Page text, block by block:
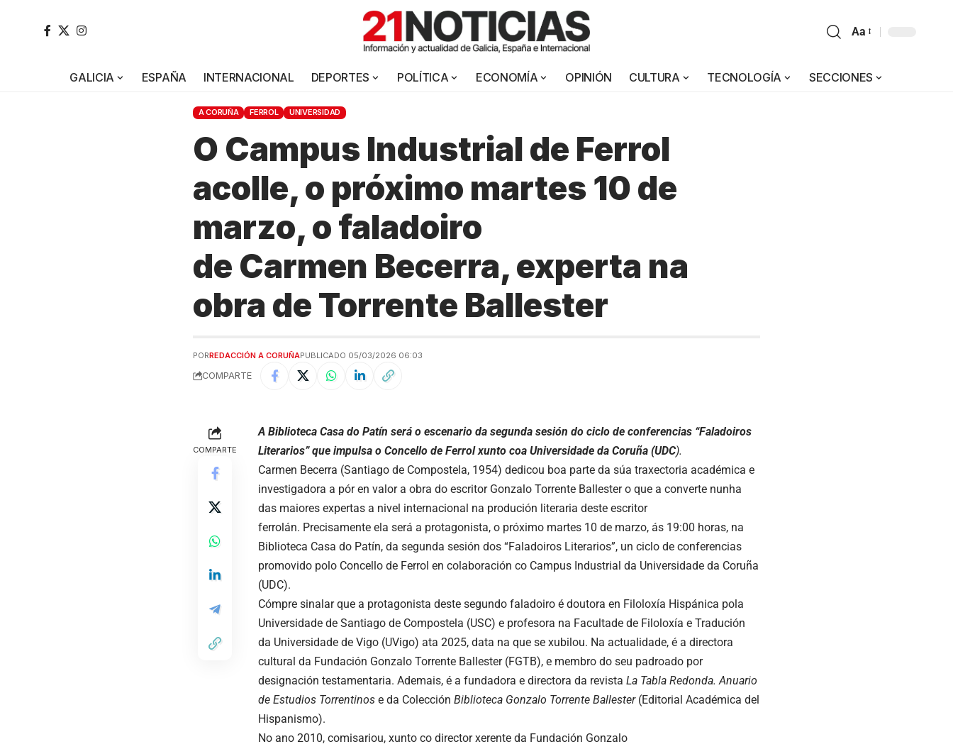
Aa
GALICIA ESPAÑA INTERNACIONAL DEPORTES POLÍTICA ECONOMÍA OPINIÓN CULTURA TECNOLOGÍA SECCIONES
A CORUÑA FERROL UNIVERSIDAD
O Campus Industrial de Ferrol
acolle, o próximo martes 10 de
marzo, o faladoiro
de Carmen Becerra, experta na
obra de Torrente Ballester
PORREDACCIÓN A CORUÑAPUBLICADO 05/03/2026 06:03
COMPARTE
COMPARTE
A Biblioteca Casa do Patín será o escenario da segunda sesión do ciclo de conferencias “Faladoiros
Literarios” que impulsa o Concello de Ferrol xunto coa Universidade da Coruña (UDC).
Carmen Becerra (Santiago de Compostela, 1954) dedicou boa parte da súa traxectoria académica e
investigadora a pór en valor a obra do escritor Gonzalo Torrente Ballester o que a converte nunha
das maiores expertas a nivel internacional na produción literaria deste escritor
ferrolán. Precisamente ela será a protagonista, o próximo martes 10 de marzo, ás 19:00 horas, na
Biblioteca Casa do Patín, da segunda sesión dos “Faladoiros Literarios”, un ciclo de conferencias
promovido polo Concello de Ferrol en colaboración co Campus Industrial da Universidade da Coruña
(UDC).
Cómpre sinalar que a protagonista deste segundo faladoiro é doutora en Filoloxía Hispánica pola
Universidade de Santiago de Compostela (USC) e profesora na Facultade de Filoloxía e Tradución
da Universidade de Vigo (UVigo) ata 2025, data na que se xubilou. Na actualidade, é a directora
cultural da Fundación Gonzalo Torrente Ballester (FGTB), e membro do seu padroado por
designación testamentaria. Ademais, é a fundadora e directora da revista La Tabla Redonda. Anuario
de Estudios Torrentinos e da Colección Biblioteca Gonzalo Torrente Ballester(Editorial Académica del
Hispanismo).
No ano 2010, comisariou, xunto co director xerente da Fundación Gonzalo